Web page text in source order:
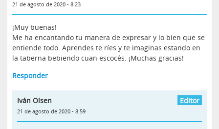
21 de agosto de 2020 - 8:23
¡Muy buenas!
Me ha encantando tu manera de expresar y lo bien que se
entiende todo. Aprendes te ríes y te imaginas estando en
la taberna bebiendo cuan escocés. ¡Muchas gracias!
Responder
Iván Olsen
21 de agosto de 2020 - 8:59